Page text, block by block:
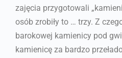
zajęcia przygotowali
osób zrobiły to … trzy. Z
barokowej kamienicy pod
kamienicę za bardzo